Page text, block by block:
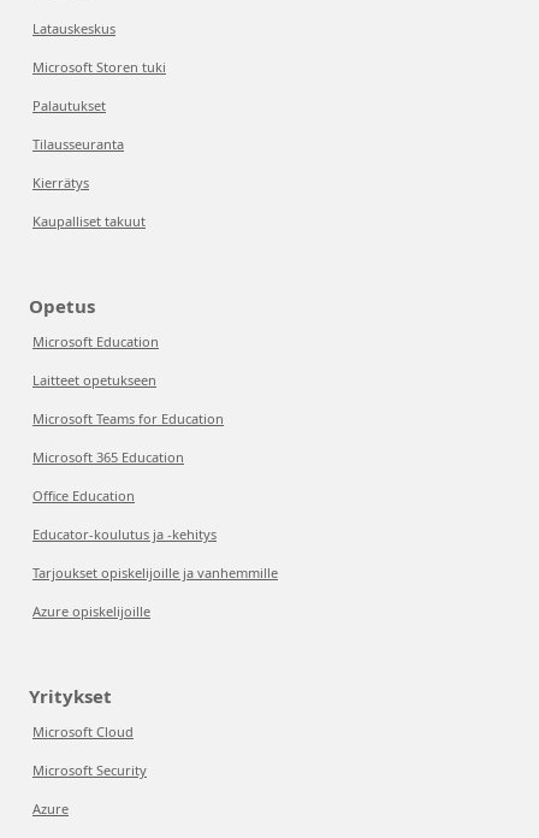
Latauskeskus
Microsoft Storen tuki
Palautukset
Tilausseuranta
Kierrätys
Kaupalliset takuut
Opetus
Microsoft Education
Laitteet opetukseen
Microsoft Teams for Education
Microsoft 365 Education
Office Education
Educator-koulutus ja -kehitys
Tarjoukset opiskelijoille ja vanhemmille
Azure opiskelijoille
Yritykset
Microsoft Cloud
Microsoft Security
Azure